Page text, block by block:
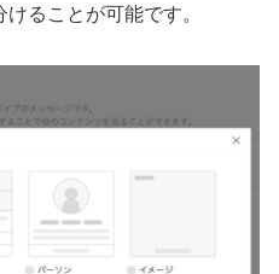
ることが可能です。